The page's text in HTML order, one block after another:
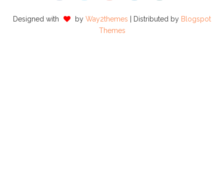
Designed with by Way2themes | Distributed by Blogspot
Themes